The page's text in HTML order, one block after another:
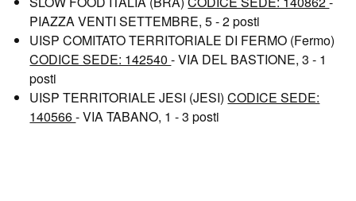
PIAZZA VENTI SETTEMBRE, 5 - 2 posti
UISP COMITATO TERRITORIALE DI FERMO (Fermo)
CODICE SEDE: 142540- VIA DEL BASTIONE, 3 - 1
posti
UISP TERRITORIALE JESI (JESI)CODICE SEDE:
140566- VIA TABANO, 1 - 3 posti